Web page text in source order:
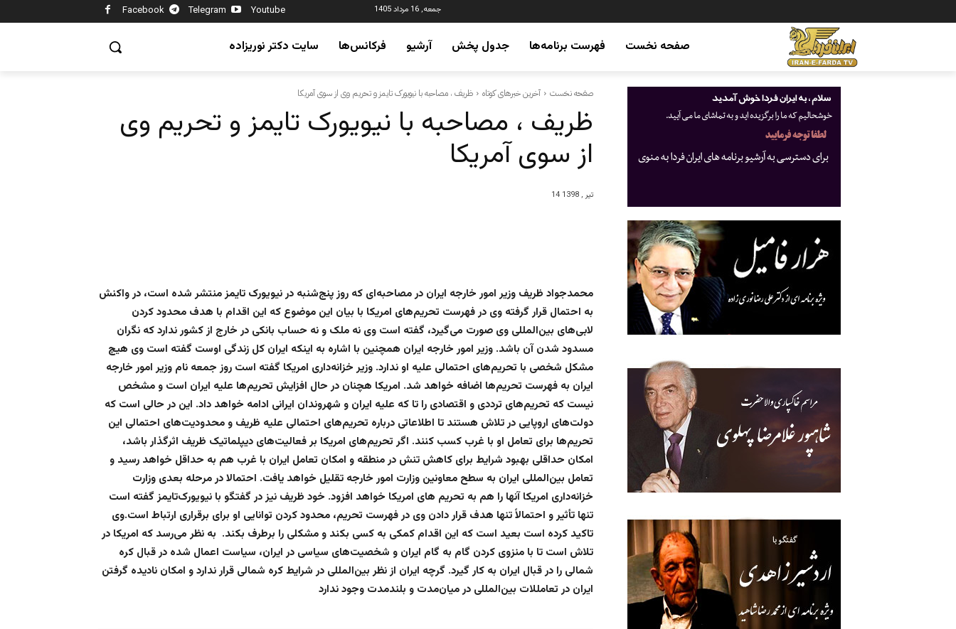
Facebook Telegram Youtube جمعه, 16 مرداد 1405
صفحه نخست فهرست برنامه‌ها جدول پخش آرشیو فرکانس‌ها سایت دکتر نوریزاده
صفحه نخست آخرین خبرهای کوتاه ظریف ، مصاحبه با نیویورک تایمز و تحریم وی از سوی آمریکا
ظریف ، مصاحبه با نیویورک تایمز و تحریم وی
از سوی آمریکا
14 تیر , 1398
محمدجواد ظریف وزیر امور خارجه ایران در مصاحبه‌ای که روز پنج‌شنبه در نیویورک تایمز منتشر شده است، در واکنش
به احتمال قرار گرفته وی در فهرست تحریم‌های امریکا با بیان این موضوع که این اقدام با هدف محدود کردن
لابی‌های بین‌المللی وی صورت می‌گیرد، گفته است وی نه ملک و نه حساب بانکی در خارج از کشور ندارد که نگران
مسدود شدن آن باشد. وزیر امور خارجه ایران همچنین با اشاره به اینکه ایران کل زندگی اوست گفته است وی هیچ
مشکل شخصی با تحریم‌های احتمالی علیه او ندارد. وزیر خزانه‌داری امریکا گفته است روز جمعه نام وزیر امور خارجه
ایران به فهرست تحریم‌ها اضافه خواهد شد. امریکا هچنان در حال افزایش تحریم‌ها علیه ایران است و مشخص
نیست که تحریم‌های ترددی و اقتصادی را تا که علیه ایران و شهروندان ایرانی ادامه خواهد داد. این در حالی است که
دولت‌های اروپایی در تلاش هستند تا اطلاعاتی درباره تحریم‌های احتمالی علیه ظریف و محدودیت‌های احتمالی این
تحریم‌ها برای تعامل او با غرب کسب کنند. اگر تحریم‌های امریکا بر فعالیت‌های دیپلماتیک ظریف اثرگذار باشد،
امکان حداقلی بهبود شرایط برای کاهش تنش در منطقه و امکان تعامل ایران با غرب هم به حداقل خواهد رسید و
تعامل بین‌المللی ایران به سطح معاونین وزارت امور خارجه تقلیل خواهد یافت. احتمالا در مرحله بعدی وزارت
خزانه‌داری امریکا آنها را هم به تحریم های امریکا خواهد افزود. خود ظریف نیز در گفتگو با نیویورک‌تایمز گفته است
تنها تأثیر و احتمالاً تنها هدف قرار دادن وی در فهرست تحریم، محدود کردن توانایی او برای برقراری ارتباط است.وی
تاکید کرده است بعید است که این اقدام کمکی به کسی بکند و مشکلی را برطرف بکند. به نظر می‌رسد که امریکا در
تلاش است تا با منزوی کردن گام به گام ایران و شخصیت‌های سیاسی در ایران، سیاست اعمال شده در قبال کره
شمالی را در قبال ایران به کار گیرد. گرچه ایران از نظر بین‌المللی در شرایط کره شمالی قرار ندارد و امکان نادیده گرفتن
ایران در تعامللات بین‌المللی در میان‌مدت و بلندمدت وجود ندارد